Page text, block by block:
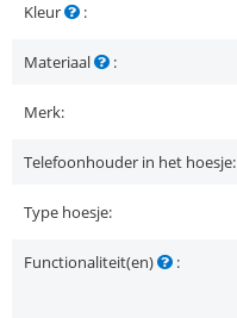
Kleur :
Materiaal :
Merk:
Telefoonhouder in het hoesje:
Type hoesje:
Functionaliteit(en) :